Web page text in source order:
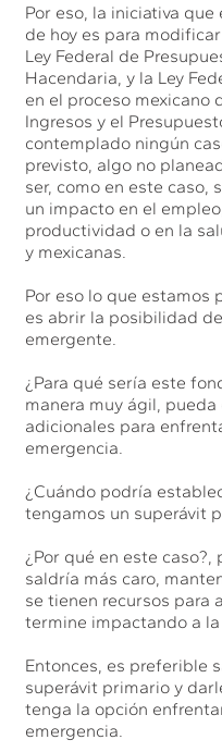
Por eso, la iniciativa
de hoy es para
Ley Federal de
Hacendaria, y la Ley
en el proceso mexicano
Ingresos y el
contemplado ningún
previsto, algo no
ser, como en este caso,
un impacto en el
productividad o en la
y mexicanas.
Por eso lo que estamos
es abrir la posibilidad
emergente.
¿Para qué sería este
manera muy ágil,
adicionales para
emergencia.
¿Cuándo podría
tengamos un superávit
¿Por qué en este caso?,
saldría más caro,
se tienen recursos para
termine impactando a
Entonces, es preferible
superávit primario y
tenga la opción
emergencia.